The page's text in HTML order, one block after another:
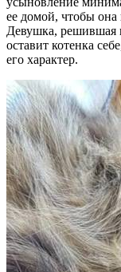
ее домой, чтобы
Девушка, решившая
оставит котенка
его характер.